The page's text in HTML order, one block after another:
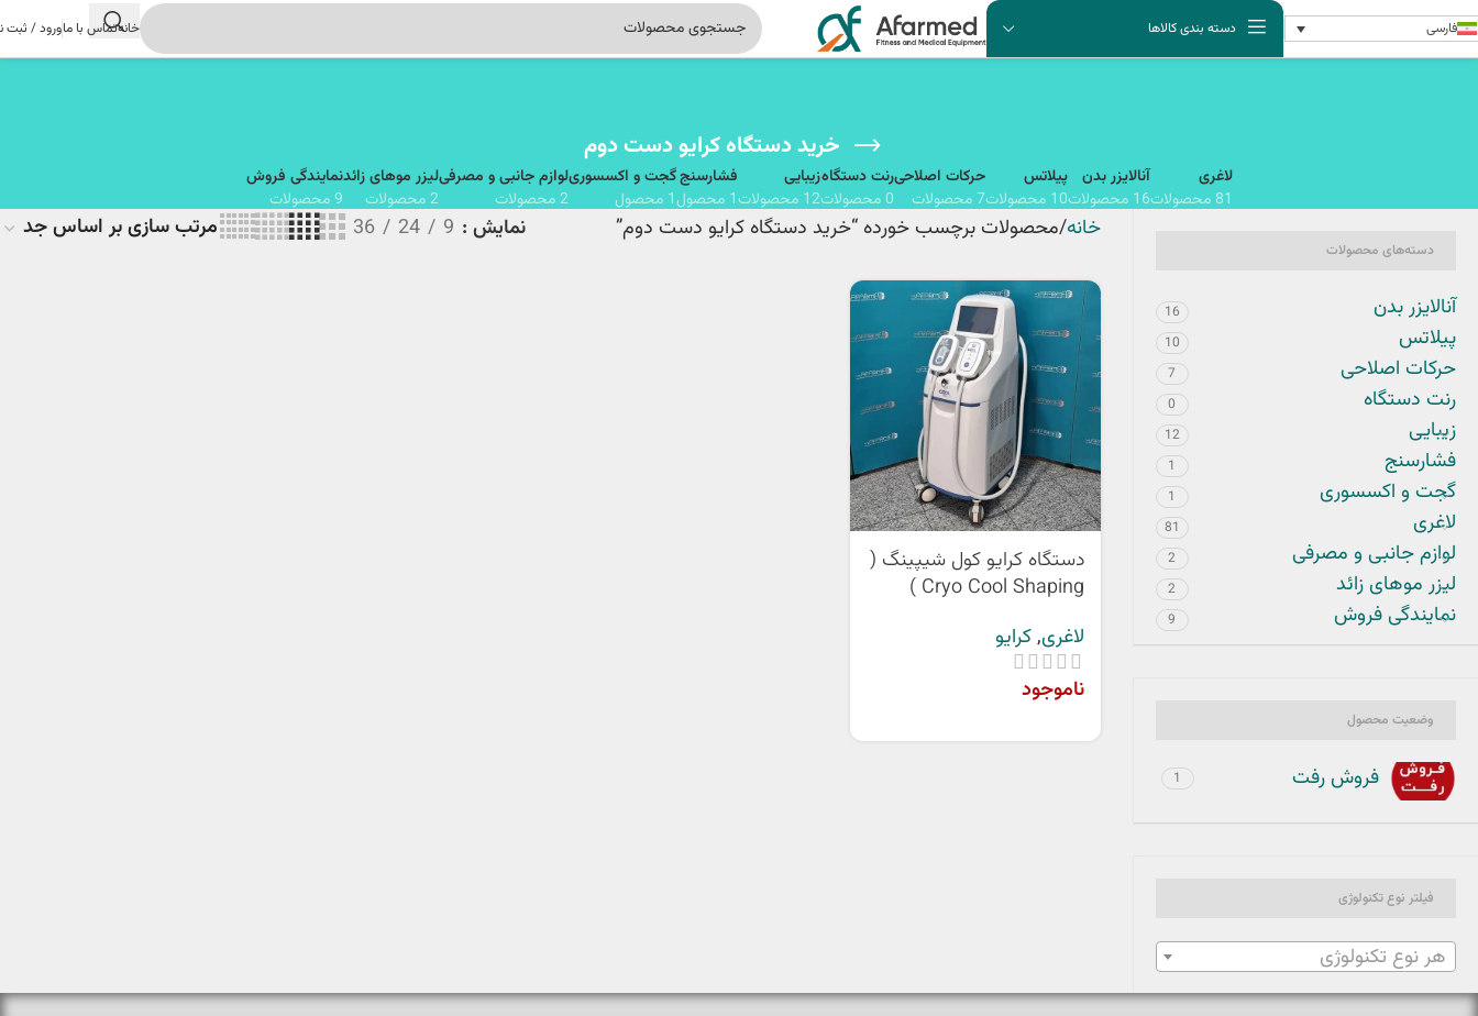
فارسی دسته بندی کالاها خانهتماس با ماورود / ثبت
خرید دستگاه کرایو دست دوم
لاغری
81 محصولات
آنالایزر بدن
16 محصولات
پیلاتس
10 محصولات
حرکات اصلاحی
7 محصولات
رنت دستگاه
0 محصولات
زیبایی
12 محصولات
فشارسنج
1 محصول
گجت و اکسسوری
1 محصول
لوازم جانبی و مصرفی
2 محصولات
لیزر موهای زائد
2 محصولات
نمایندگی فروش
9 محصولات
دسته‌های محصولات
آنالایزر بدن 16
پیلاتس 10
حرکات اصلاحی 7
رنت دستگاه 0
زیبایی 12
فشارسنج 1
گجت و اکسسوری 1
لاغری 81
لوازم جانبی و مصرفی 2
لیزر موهای زائد 2
نمایندگی فروش 9
وضعیت محصول
فروش رفت 1
فیلتر نوع تکنولوژی
هر نوع تکنولوژی
خانه محصولات برچسب خورده “خرید دستگاه کرایو دست دوم” نمایش 9
24
36
دستگاه کرایو کول شیپینگ (
Cryo Cool Shaping )
لاغری,کرایو
ناموجود